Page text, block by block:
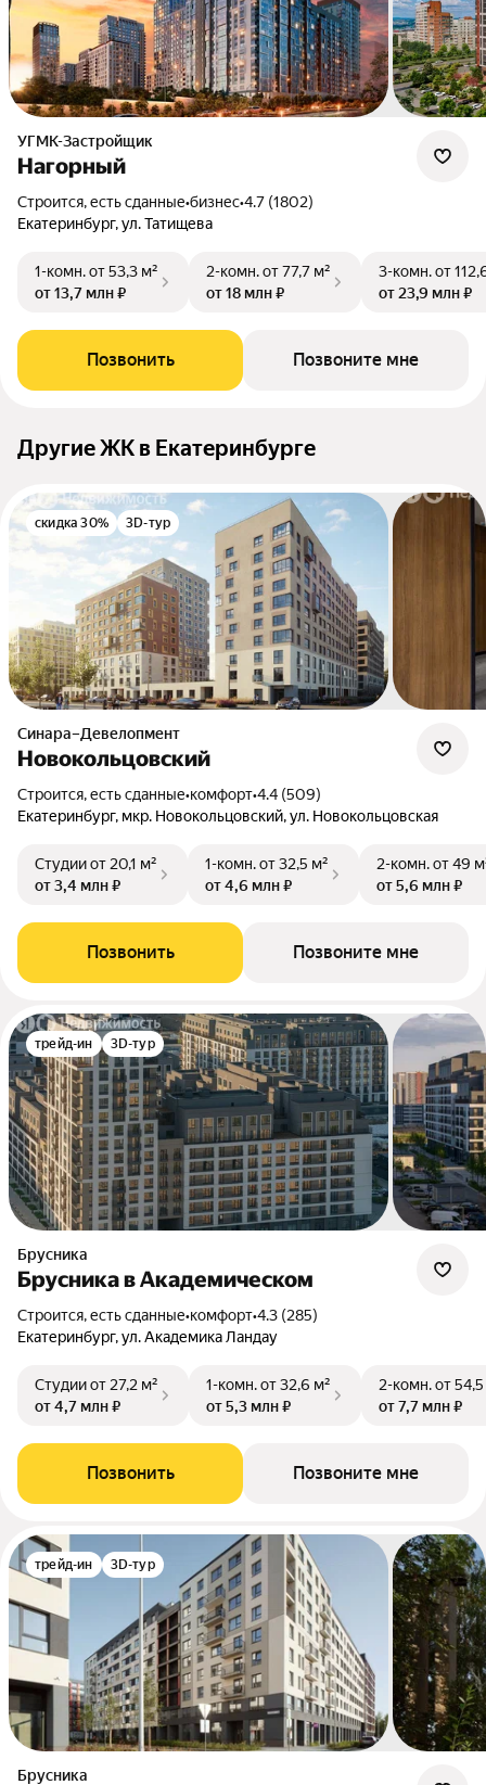
УГМК-Застройщик
Нагорный
Строится, есть сданные•бизнес•4.7 (1802)
Екатеринбург, ул. Татищева
1-комн.от 53,3 м²
от 13,7 млн ₽
2-комн.от 77,7 м²
от 18 млн ₽
3-комн.от
от 23,9 млн ₽
Позвонить Позвоните мне
Другие ЖК в Екатеринбурге
скидка 30% 3D-тур
Синара–Девелопмент
Новокольцовский
Строится, есть сданные•комфорт•4.4 (509)
Екатеринбург, мкр. Новокольцовский, ул. Новокольцовская
Студииот 20,1 м²
от 3,4 млн ₽
1-комн.от 32,5 м²
от 4,6 млн ₽
2-комн.от 49
от 5,6 млн ₽
Позвонить Позвоните мне
трейд-ин 3D-тур
Брусника
Брусника в Академическом
Строится, есть сданные•комфорт•4.3 (285)
Екатеринбург, ул. Академика Ландау
Студииот 27,2 м²
от 4,7 млн ₽
1-комн.от 32,6 м²
от 5,3 млн ₽
2-комн.от
от 7,7 млн ₽
Позвонить Позвоните мне
трейд-ин 3D-тур
Брусника